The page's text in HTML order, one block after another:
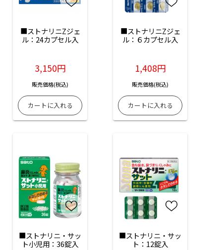
■ストナリニZジェ
ル：24カプセル入
3,150円
販売価格(税込)
■ストナリニZジェ
ル：６カプセル入
1,408円
販売価格(税込)
■ストナリニ・サッ
ト小児用：36錠入
■ストナリニ・サッ
ト：12錠入